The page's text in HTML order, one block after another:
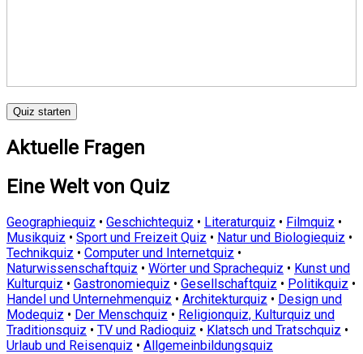
Quiz starten
Aktuelle Fragen
Eine Welt von Quiz
Geographiequiz • Geschichtequiz • Literaturquiz • Filmquiz •
Musikquiz • Sport und Freizeit Quiz • Natur und Biologiequiz •
Technikquiz • Computer und Internetquiz •
Naturwissenschaftquiz • Wörter und Sprachequiz • Kunst und
Kulturquiz • Gastronomiequiz • Gesellschaftquiz • Politikquiz •
Handel und Unternehmenquiz • Architekturquiz • Design und
Modequiz • Der Menschquiz • Religionquiz, Kulturquiz und
Traditionsquiz • TV und Radioquiz • Klatsch und Tratschquiz •
Urlaub und Reisenquiz • Allgemeinbildungsquiz